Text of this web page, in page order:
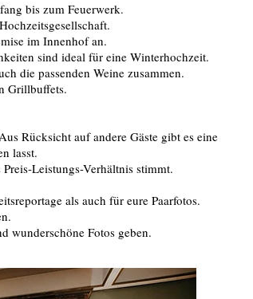
bis zum Feuerwerk.
im Innenhof an.
sind ideal für eine Winterhochzeit.
die passenden Weine zusammen.
Grillbuffets.
Rücksicht auf andere Gäste gibt es eine
lasst.
Leistungs-Verhältnis stimmt.
als auch für eure Paarfotos.
wunderschöne Fotos geben.